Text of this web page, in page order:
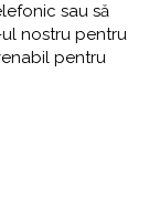
sau să
nostru pentru
pentru